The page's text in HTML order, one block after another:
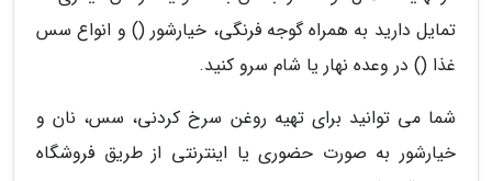
تمایل دارید به همراه گوجه فرنگی، خیارشور () و انواع سس
غذا () در وعده نهار یا شام سرو کنید.
شما می توانید برای تهیه روغن سرخ کردنی، سس، نان و
خیارشور به صورت حضوری یا اینترنتی از طریق فروشگاه